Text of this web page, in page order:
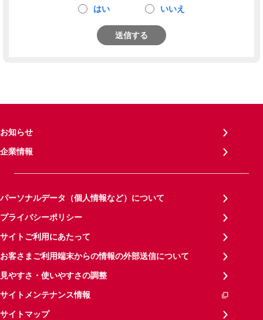
はい いいえ
送信する
お知らせ
企業情報
パーソナルデータ（個人情報など）について
プライバシーポリシー
サイトご利用にあたって
お客さまご利用端末からの情報の外部送信について
見やすさ・使いやすさの調整
サイトメンテナンス情報
サイトマップ